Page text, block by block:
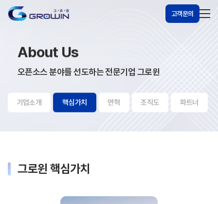
고객문의
About Us
오픈소스 분야를 선도하는 전문기업 그로윈
기업소개 핵심가치 연혁 조직도 파트너
그로윈 핵심가치